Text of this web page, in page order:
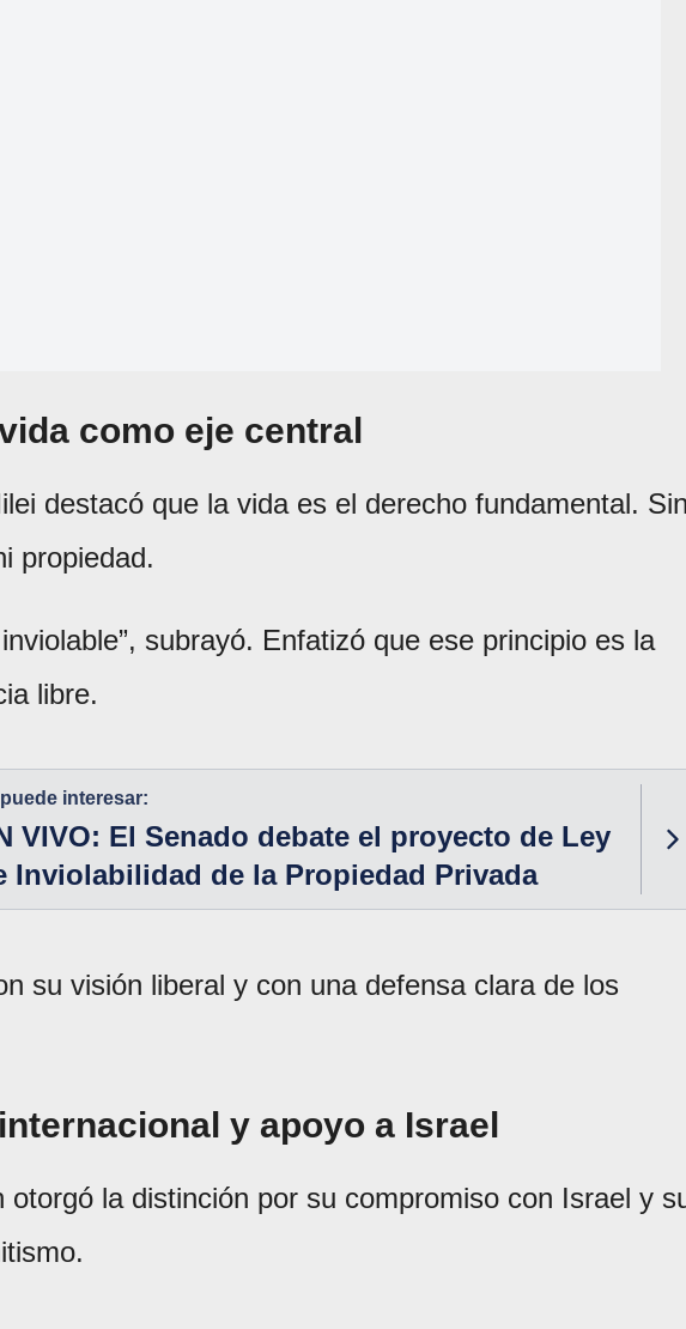
como eje central
destacó que la vida es el derecho fundamental.
propiedad.
subrayó. Enfatizó que ese principio es la
libre.
interesar:
VIVO: El Senado debate el proyecto de Ley
Inviolabilidad de la Propiedad Privada
su visión liberal y con una defensa clara de los
y apoyo a Israel
otorgó la distinción por su compromiso con Israel y